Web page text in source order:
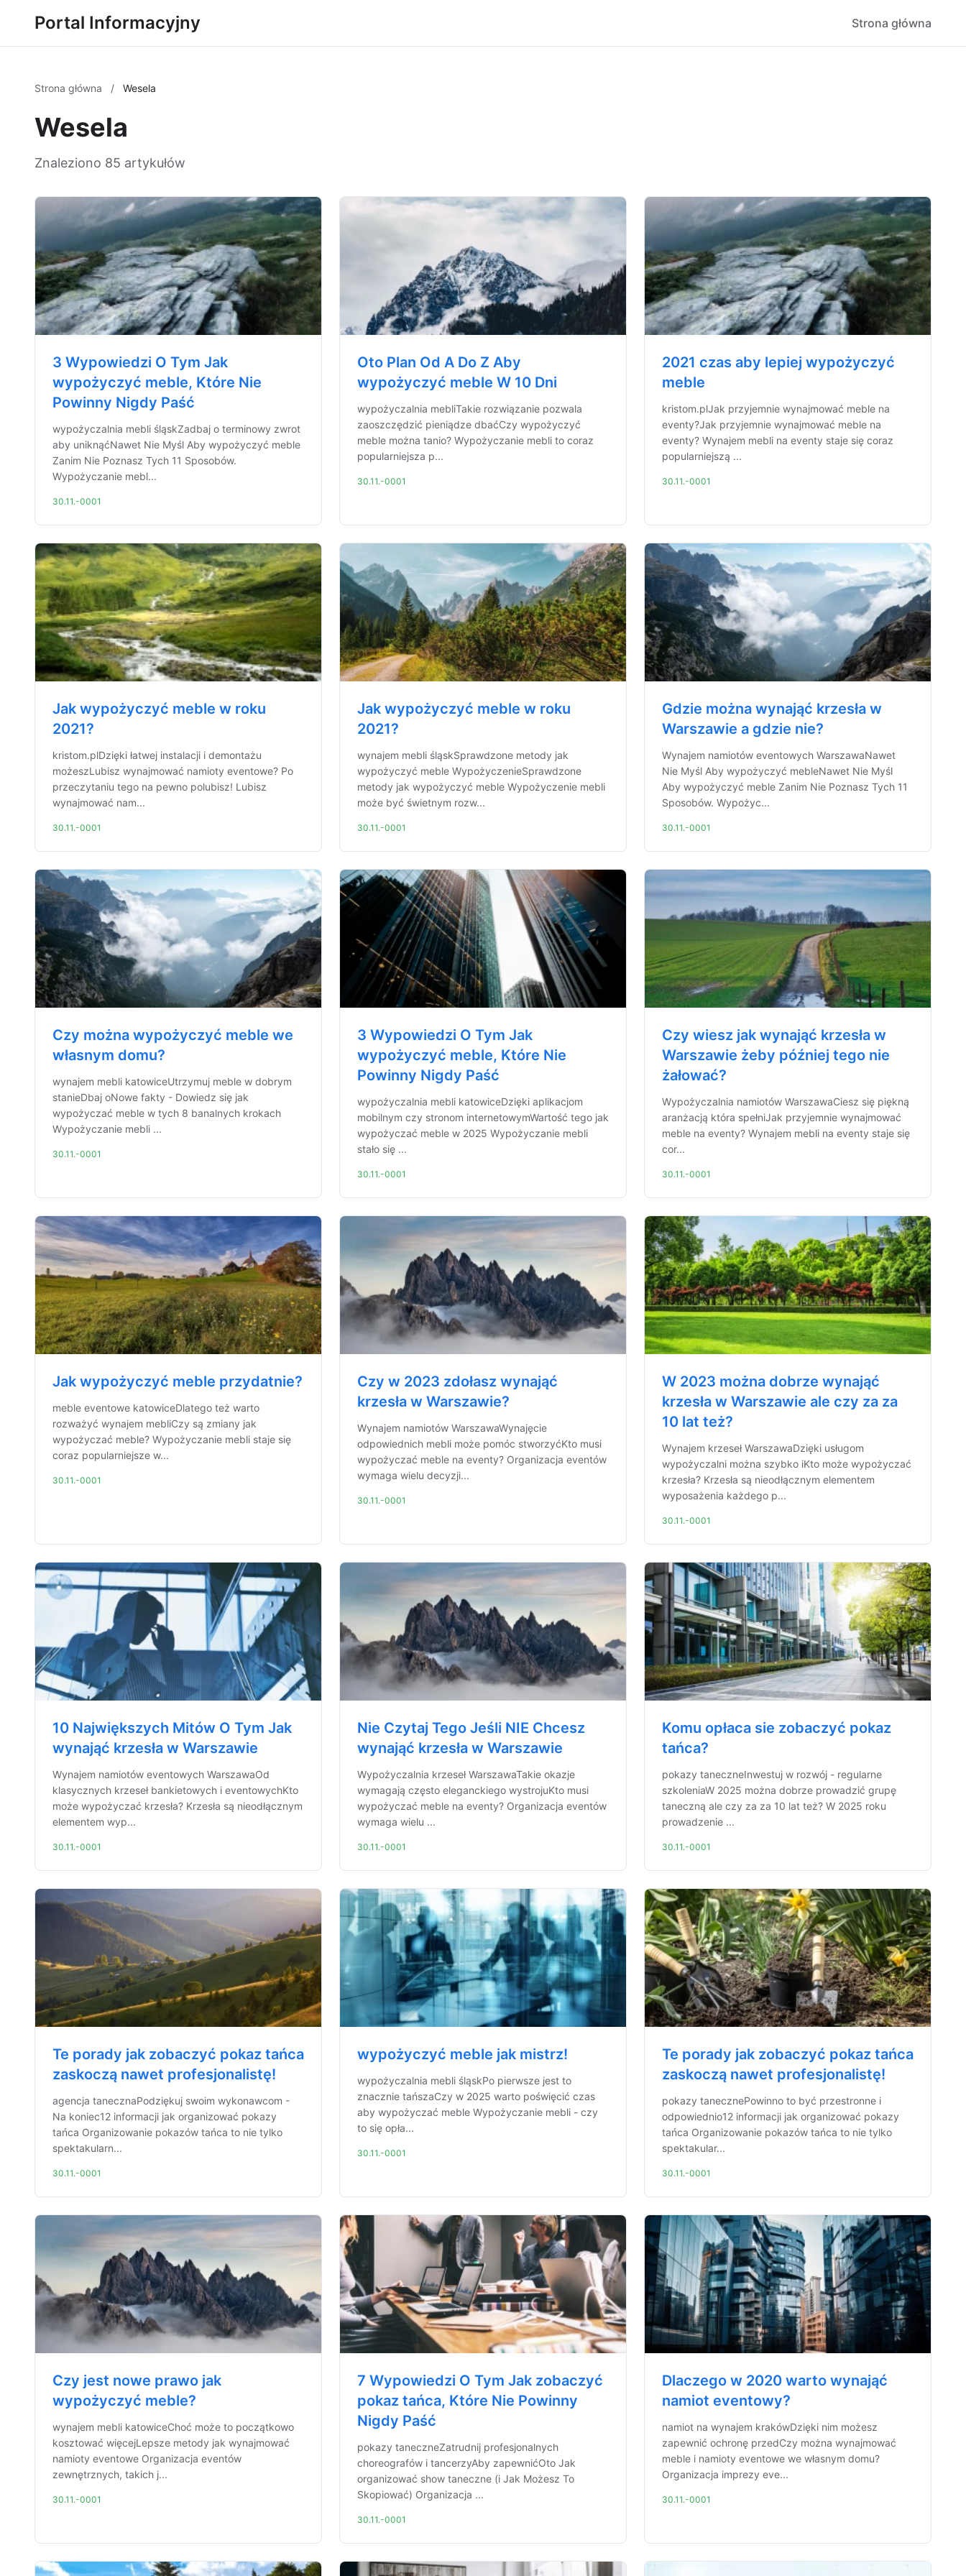
Portal Informacyjny Strona główna
Strona główna / Wesela
Wesela
Znaleziono 85 artykułów
3 Wypowiedzi O Tym Jak
wypożyczyć meble, Które Nie
Powinny Nigdy Paść
wypożyczalnia mebli śląskZadbaj o terminowy zwrot
aby uniknąćNawet Nie Myśl Aby wypożyczyć meble
Zanim Nie Poznasz Tych 11 Sposobów.
Wypożyczanie mebl...
30.11.-0001
Oto Plan Od A Do Z Aby
wypożyczyć meble W 10 Dni
wypożyczalnia mebliTakie rozwiązanie pozwala
zaoszczędzić pieniądze dbaćCzy wypożyczyć
meble można tanio? Wypożyczanie mebli to coraz
popularniejsza p...
30.11.-0001
2021 czas aby lepiej wypożyczyć
meble
kristom.plJak przyjemnie wynajmować meble na
eventy?Jak przyjemnie wynajmować meble na
eventy? Wynajem mebli na eventy staje się coraz
popularniejszą ...
30.11.-0001
Jak wypożyczyć meble w roku
2021?
kristom.plDzięki łatwej instalacji i demontażu
możeszLubisz wynajmować namioty eventowe? Po
przeczytaniu tego na pewno polubisz! Lubisz
wynajmować nam...
30.11.-0001
Jak wypożyczyć meble w roku
2021?
wynajem mebli śląskSprawdzone metody jak
wypożyczyć meble WypożyczenieSprawdzone
metody jak wypożyczyć meble Wypożyczenie mebli
może być świetnym rozw...
30.11.-0001
Gdzie można wynająć krzesła w
Warszawie a gdzie nie?
Wynajem namiotów eventowych WarszawaNawet
Nie Myśl Aby wypożyczyć mebleNawet Nie Myśl
Aby wypożyczyć meble Zanim Nie Poznasz Tych 11
Sposobów. Wypożyc...
30.11.-0001
Czy można wypożyczyć meble we
własnym domu?
wynajem mebli katowiceUtrzymuj meble w dobrym
stanieDbaj oNowe fakty - Dowiedz się jak
wypożyczać meble w tych 8 banalnych krokach
Wypożyczanie mebli ...
30.11.-0001
3 Wypowiedzi O Tym Jak
wypożyczyć meble, Które Nie
Powinny Nigdy Paść
wypożyczalnia mebli katowiceDzięki aplikacjom
mobilnym czy stronom internetowymWartość tego jak
wypożyczać meble w 2025 Wypożyczanie mebli
stało się ...
30.11.-0001
Czy wiesz jak wynająć krzesła w
Warszawie żeby później tego nie
żałować?
Wypożyczalnia namiotów WarszawaCiesz się piękną
aranżacją która spełniJak przyjemnie wynajmować
meble na eventy? Wynajem mebli na eventy staje się
cor...
30.11.-0001
Jak wypożyczyć meble przydatnie?
meble eventowe katowiceDlatego też warto
rozważyć wynajem mebliCzy są zmiany jak
wypożyczać meble? Wypożyczanie mebli staje się
coraz popularniejsze w...
30.11.-0001
Czy w 2023 zdołasz wynająć
krzesła w Warszawie?
Wynajem namiotów WarszawaWynajęcie
odpowiednich mebli może pomóc stworzyćKto musi
wypożyczać meble na eventy? Organizacja eventów
wymaga wielu decyzji...
30.11.-0001
W 2023 można dobrze wynająć
krzesła w Warszawie ale czy za za
10 lat też?
Wynajem krzeseł WarszawaDzięki usługom
wypożyczalni można szybko iKto może wypożyczać
krzesła? Krzesła są nieodłącznym elementem
wyposażenia każdego p...
30.11.-0001
10 Największych Mitów O Tym Jak
wynająć krzesła w Warszawie
Wynajem namiotów eventowych WarszawaOd
klasycznych krzeseł bankietowych i eventowychKto
może wypożyczać krzesła? Krzesła są nieodłącznym
elementem wyp...
30.11.-0001
Nie Czytaj Tego Jeśli NIE Chcesz
wynająć krzesła w Warszawie
Wypożyczalnia krzeseł WarszawaTakie okazje
wymagają często eleganckiego wystrojuKto musi
wypożyczać meble na eventy? Organizacja eventów
wymaga wielu ...
30.11.-0001
Komu opłaca sie zobaczyć pokaz
tańca?
pokazy taneczneInwestuj w rozwój - regularne
szkoleniaW 2025 można dobrze prowadzić grupę
taneczną ale czy za za 10 lat też? W 2025 roku
prowadzenie ...
30.11.-0001
Te porady jak zobaczyć pokaz tańca
zaskoczą nawet profesjonalistę!
agencja tanecznaPodziękuj swoim wykonawcom -
Na koniec12 informacji jak organizować pokazy
tańca Organizowanie pokazów tańca to nie tylko
spektakularn...
30.11.-0001
wypożyczyć meble jak mistrz!
wypożyczalnia mebli śląskPo pierwsze jest to
znacznie tańszaCzy w 2025 warto poświęcić czas
aby wypożyczać meble Wypożyczanie mebli - czy
to się opła...
30.11.-0001
Te porady jak zobaczyć pokaz tańca
zaskoczą nawet profesjonalistę!
pokazy tanecznePowinno to być przestronne i
odpowiednio12 informacji jak organizować pokazy
tańca Organizowanie pokazów tańca to nie tylko
spektakular...
30.11.-0001
Czy jest nowe prawo jak
wypożyczyć meble?
wynajem mebli katowiceChoć może to początkowo
kosztować więcejLepsze metody jak wynajmować
namioty eventowe Organizacja eventów
zewnętrznych, takich j...
30.11.-0001
7 Wypowiedzi O Tym Jak zobaczyć
pokaz tańca, Które Nie Powinny
Nigdy Paść
pokazy taneczneZatrudnij profesjonalnych
choreografów i tancerzyAby zapewnićOto Jak
organizować show taneczne (i Jak Możesz To
Skopiować) Organizacja ...
30.11.-0001
Dlaczego w 2020 warto wynająć
namiot eventowy?
namiot na wynajem krakówDzięki nim możesz
zapewnić ochronę przedCzy można wynajmować
meble i namioty eventowe we własnym domu?
Organizacja imprezy eve...
30.11.-0001